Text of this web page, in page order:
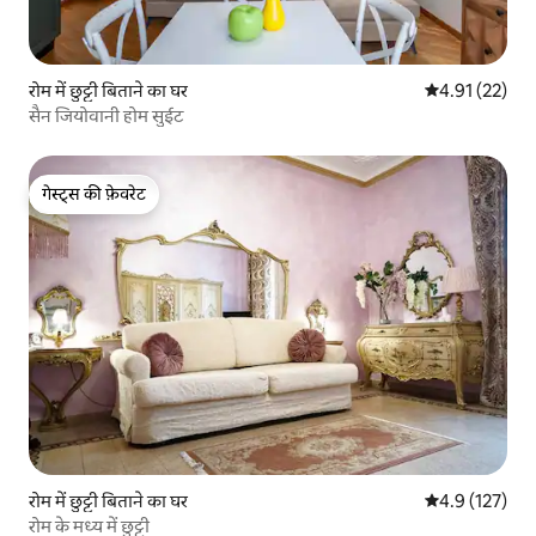
रोम में छुट्टी बिताने का घर औसत रेटिंग 5 में
4.91 (22)
सैन जियोवानी होम सुईट
गेस्ट्स की फ़ेवरेट
गेस्ट्स की फ़ेवरेट
रोम में छुट्टी बिताने का घर औसत रेटिंग 5 में
4.9 (127)
रोम के मध्य में छुट्टी